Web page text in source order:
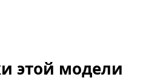
этой модели